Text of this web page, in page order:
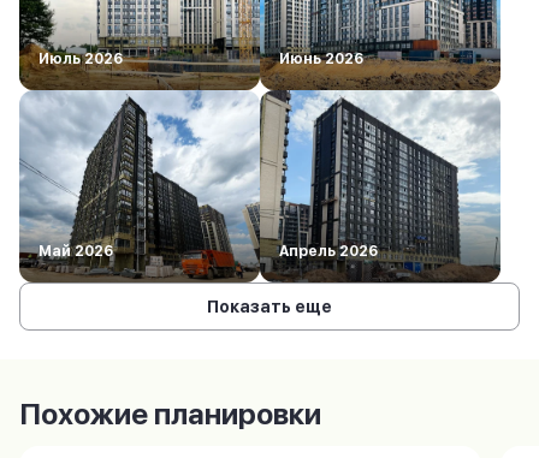
Июль 2026 Июнь 2026
Май 2026 Апрель 2026
Показать еще
Похожие планировки